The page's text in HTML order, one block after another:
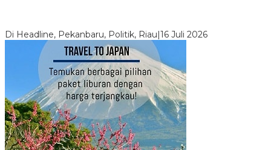
Di Headline, Pekanbaru, Politik, Riau|16 Juli 2026